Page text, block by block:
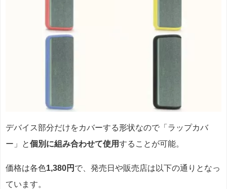
デバイス部分だけをカバーする形状なので「ラップカバ
ー」と個別に組み合わせて使用することが可能。
価格は各色1,380円 で、発売日や販売店は以下の通りとなっ
ています。